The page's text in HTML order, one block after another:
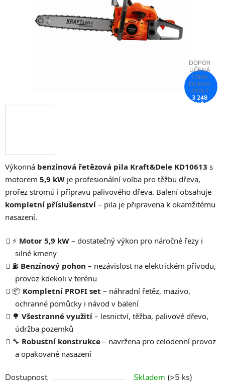
Výkonná benzínová řetězová pila Kraft&Dele KD10613 s
motorem 5,9 kW je profesionální volba pro těžbu dřeva,
prořez stromů i přípravu palivového dřeva. Balení obsahuje
kompletní příslušenství – pila je připravena k okamžitému
nasazení.
⚡ Motor 5,9 kW – dostatečný výkon pro náročné řezy i
silné kmeny
⛽ Benzínový pohon – nezávislost na elektrickém přívodu,
provoz kdekoli v terénu
📦 Kompletní PROFI set – náhradní řetěz, mazivo,
ochranné pomůcky i návod v balení
🌳 Všestranné využití – lesnictví, těžba, palivové dřevo,
údržba pozemků
🔧 Robustní konstrukce – navržena pro celodenní provoz
a opakované nasazení
Dostupnost Skladem (>5 ks)
3 248
KČ